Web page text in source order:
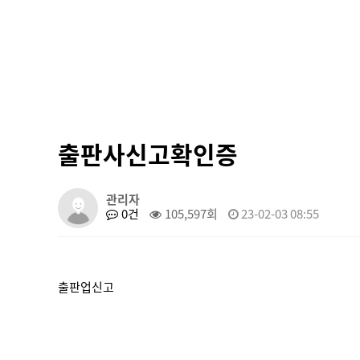
출판사신고확인증
관리자
0건
105,597회 23-02-03 08:55
출판업신고